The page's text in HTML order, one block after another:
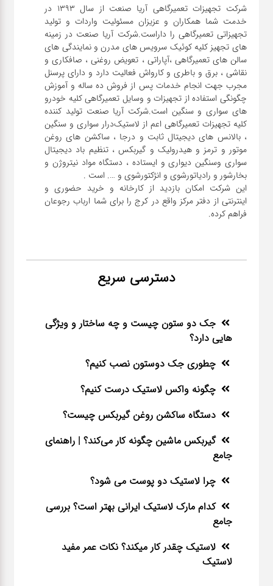
شرکت تجهیزات تعمیرگاهی آریا صنعت از سال ۱۳۹۳ در
خدمت شما همکاران و عزیزان مسئولیت واردات و تولید
تجهیزاتی تعمیرگاهی را داراست.شرکت آریا صنعت در زمینه
های تجهیز کلیه کوئیک سرویس های مدرن و نمایندگی های
سالن های تعمیرگاهی ،آپاراتی ، تعویض روغنی ، صافکاری و
نقاشی ، برق و باطری و کارواش فعالیت دارد و دارای پرسنل
مجرب جهت انجام خدمات پس از فروش ده ساله و آموزش
چگونگی استفاده از تجهیزات و وسایل تعمیرگاهی کلیه خودرو
های سواری و سنگین است.شرکت آریا صنعت تولید کننده
کلیه تجهیزات تعمیرگاهی اعم از لاستیک‌درار سواری و ‌سنگین
، بالانس های دیجیتال ثابت و درجا ، ساکشن های روغن
موتور و ترمز و هیدرولیک و گیربکس ، تنظیم باد دیجیتال
سواری و‌سنگین دیواری و ایستاده ، دستگاه مواد نیتروژن و
این شرکت امکان بازدید از کارخانه و خرید حضوری و
اینترنتی از دفتر مرکز واقع در کرج را برای شما ارباب رجوعان
فراهم کرده.
دسترسی سریع
جک دو ستون چیست و چه ساختار و ویژگی
هایی دارد؟
چطوری جک دوستون نصب کنیم؟
چگونه واکس لاستیک درست کنیم؟
دستگاه ساکشن روغن گیربکس چیست؟
گیربکس ماشین چگونه کار می‌کند؟ | راهنمای
جامع
چرا لاستیک دو پوست می شود؟
کدام مارک لاستیک ایرانی بهتر است؟ بررسی
جامع
لاستیک چقدر کار میکند؟ نکات عمر مفید
لاستیک